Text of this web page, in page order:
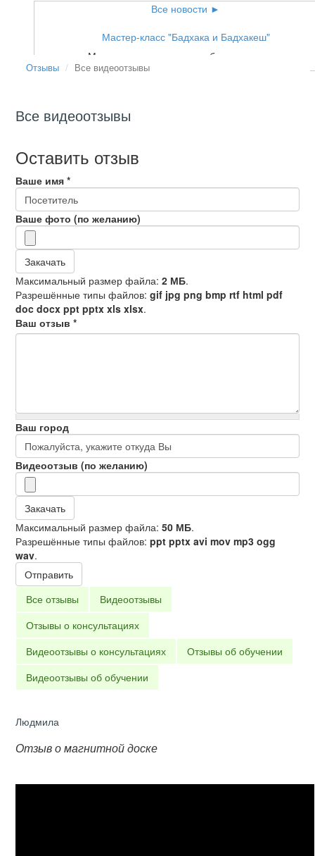
Все новости ►
Мастер-класс "Бадхака и Бадхакеш"
Мастер-класс можно приобрести в записи
Отзывы Все видеоотзывы
Все видеоотзывы
Оставить отзыв
Ваше имя*
Ваше фото (по желанию)
Закачать
Максимальный размер файла:2 МБ.
Разрешённые типы файлов:gif jpg png bmp rtf html pdf
doc docx ppt pptx xls xlsx.
Ваш отзыв*
Ваш город
Видеоотзыв (по желанию)
Закачать
Максимальный размер файла:50 МБ.
Разрешённые типы файлов:ppt pptx avi mov mp3 ogg
wav.
Отправить
Все отзывы
Видеоотзывы
Отзывы о консультациях
Видеоотзывы о консультациях
Отзывы об обучении
Видеоотзывы об обучении
Людмила
Отзыв о магнитной доске